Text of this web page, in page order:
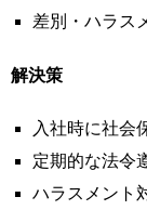
差別・ハラス
解決策
入社時に社会
定期的な法令
ハラスメント